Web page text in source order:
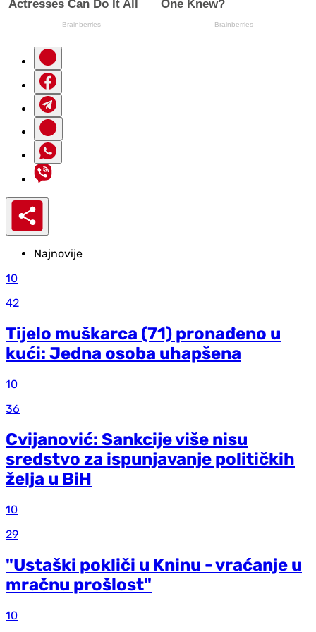
Najnovije
10
42
Tijelo muškarca (71) pronađeno u
kući: Jedna osoba uhapšena
10
36
Cvijanović: Sankcije više nisu
sredstvo za ispunjavanje političkih
želja u BiH
10
29
"Ustaški pokliči u Kninu - vraćanje u
mračnu prošlost"
10